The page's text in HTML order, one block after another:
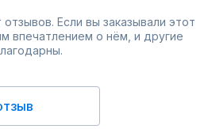
Если вы заказывали этот
впечатлением о нём, и другие